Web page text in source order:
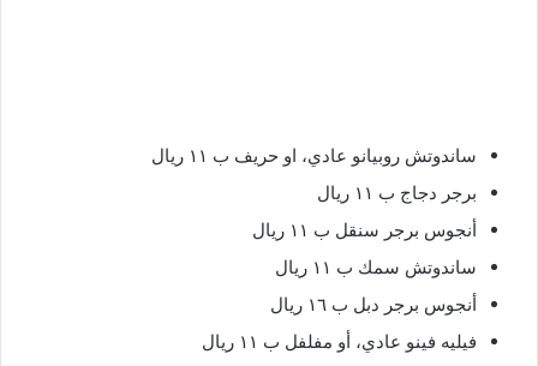
ساندوتش روبيانو عادي، او حريف ب ١١ ريال
برجر دجاج ب ١١ ريال
أنجوس برجر سنقل ب ١١ ريال
ساندوتش سمك ب ١١ ريال
أنجوس برجر دبل ب ١٦ ريال
فيليه فينو عادي، أو مفلفل ب ١١ ريال